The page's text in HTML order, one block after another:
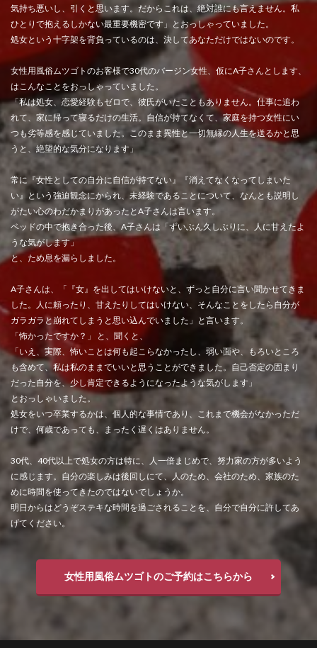
気持ち悪いし、引くと思います。だからこれは、絶対誰にも言えません。私
ひとりで抱えるしかない最重要機密です」とおっしゃっていました。
処女という十字架を背負っているのは、決してあなただけではないのです。
女性用風俗ムツゴトのお客様で30代のバージン女性、仮にA子さんとします、
はこんなことをおっしゃっていました。
「私は処女、恋愛経験もゼロで、彼氏がいたこともありません。仕事に追わ
れて、家に帰って寝るだけの生活。自信が持てなくて、家庭を持つ女性にい
つも劣等感を感じていました。このまま異性と一切無縁の人生を送るかと思
うと、絶望的な気分になります」
常に『女性としての自分に自信が持てない』『消えてなくなってしまいた
い』という強迫観念にかられ、未経験であることについて、なんとも説明し
がたい心のわだかまりがあったとA子さんは言います。
ベッドの中で抱き合った後、A子さんは「ずいぶん久しぶりに、人に甘えたよ
うな気がします」
と、ため息を漏らしました。
A子さんは、「『女』を出してはいけないと、ずっと自分に言い聞かせてきま
した。人に頼ったり、甘えたりしてはいけない、そんなことをしたら自分が
ガラガラと崩れてしまうと思い込んでいました」と言います。
「怖かったですか？」 と、聞くと、
「いえ、実際、怖いことは何も起こらなかったし、弱い面や、もろいところ
も含めて、私は私のままでいいと思うことができました。自己否定の固まり
だった自分を、少し肯定できるようになったような気がします」
とおっしゃいました。
処女をいつ卒業するかは、個人的な事情であり、これまで機会がなかっただ
けで、何歳であっても、まったく遅くはありません。
30代、40代以上で処女の方は特に、人一倍まじめで、努力家の方が多いよう
に感じます。自分の楽しみは後回しにて、人のため、会社のため、家族のた
めに時間を使ってきたのではないでしょうか。
明日からはどうぞステキな時間を過ごされることを、自分で自分に許してあ
げてください。
女性用風俗ムツゴトのご予約はこちらから